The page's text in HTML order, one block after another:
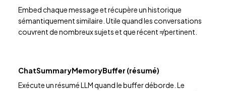
Embed chaque message et récupère un historique
sémantiquement similaire. Utile quand les conversations
couvrent de nombreux sujets et que récent ≠ pertinent.
ChatSummaryMemoryBuffer (résumé)
Exécute un résumé LLM quand le buffer déborde. Le